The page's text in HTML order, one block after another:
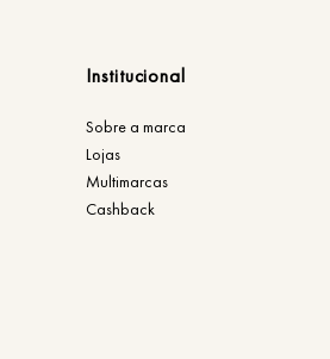
Institucional
Sobre a marca
Lojas
Multimarcas
Cashback